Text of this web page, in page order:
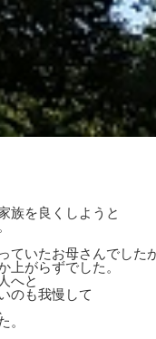
族を良くしようと
ていたお母さんでした
上がらずでした。
へと
のも我慢して
。